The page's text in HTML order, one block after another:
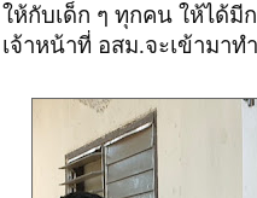
ให้กับเด็ก ๆ ทุกคน ให้ได้
เจ้าหน้าที่ อสม.จะเข้ามา